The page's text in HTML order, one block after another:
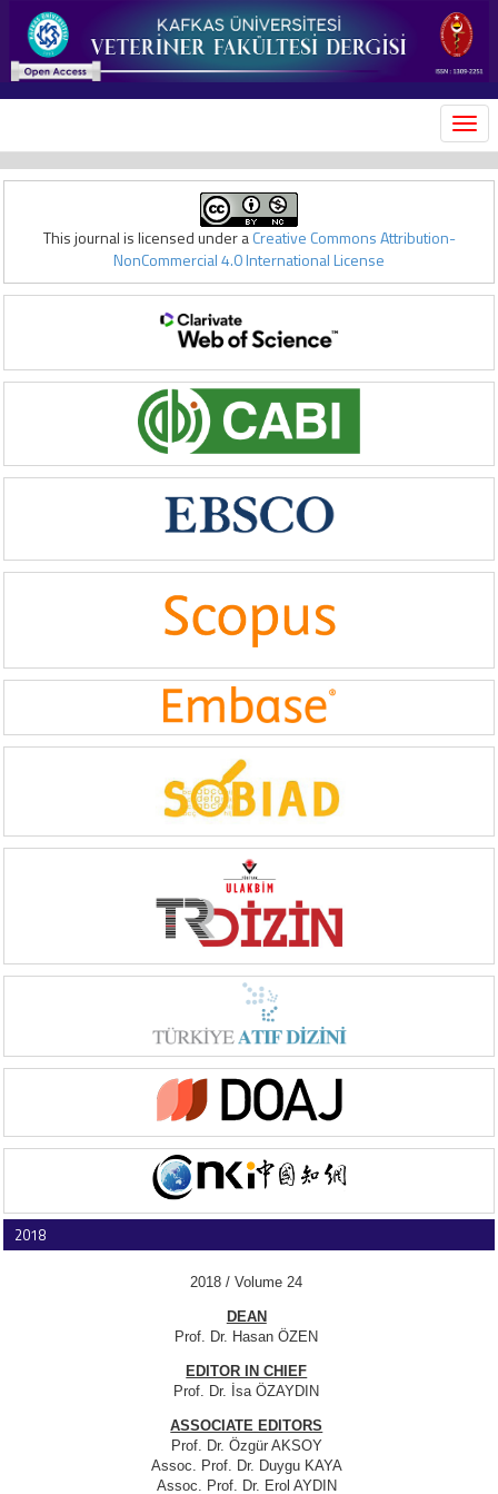
This journal is licensed under aCreative Commons Attribution-
NonCommercial 4.0 International License
2018
2018 / Volume 24
DEAN
Prof. Dr. Hasan ÖZEN
EDITOR IN CHIEF
Prof. Dr. İsa ÖZAYDIN
ASSOCIATE EDITORS
Prof. Dr. Özgür AKSOY
Assoc. Prof. Dr. Duygu KAYA
Assoc. Prof. Dr. Erol AYDIN